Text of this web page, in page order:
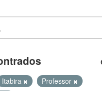
Itabira
Professor